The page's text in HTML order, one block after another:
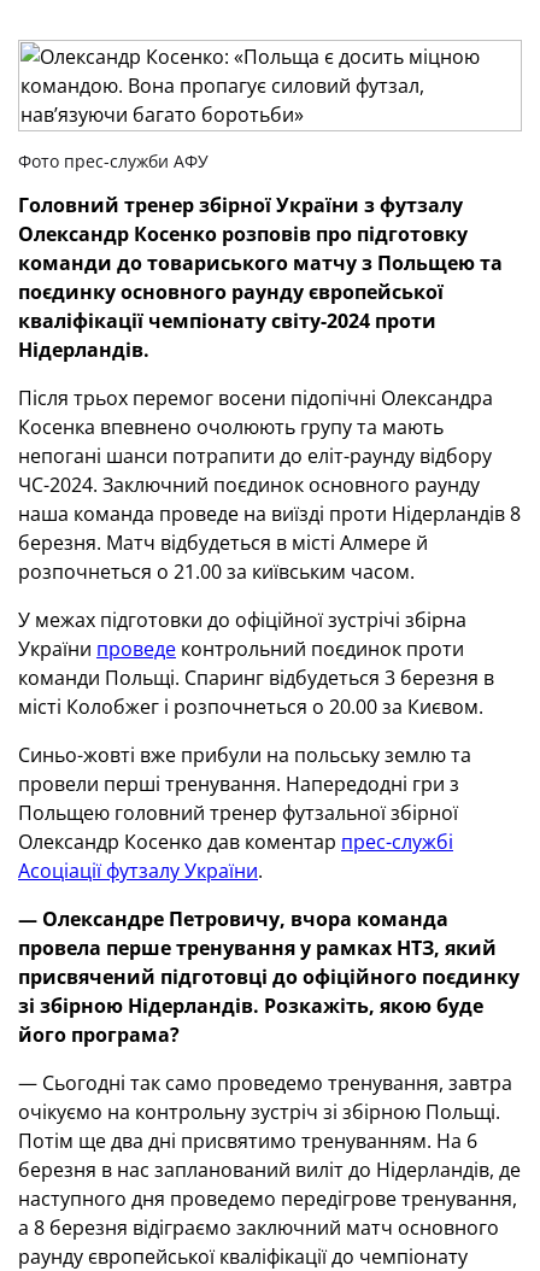
Фото прес-служби АФУ
Головний тренер збірної України з футзалу
Олександр Косенко розповів про підготовку
команди дотовариського матчуз Польщею та
поєдинку основного раунду європейської
кваліфікації чемпіонату світу-2024 проти
Нідерландів.
Після трьох перемог восени підопічні Олександра
Косенка впевнено очолюють групу та мають
непогані шанси потрапити до еліт-раунду відбору
ЧС-2024. Заключний поєдинок основного раунду
наша команда проведе на виїзді проти Нідерландів 8
березня. Матч відбудеться в місті Алмере й
розпочнеться о 21.00 за київським часом.
У межах підготовки до офіційної зустрічі збірна
України проведе контрольний поєдинок проти
команди Польщі. Спаринг відбудеться 3 березня в
місті Колобжег і розпочнеться о 20.00 за Києвом.
Синьо-жовті вже прибули на польську землю та
провели перші тренування. Напередодні гри з
Польщею головний тренер футзальної збірної
Олександр Косенко дав коментар прес-службі
Асоціації футзалу України.
— Олександре Петровичу, вчора команда
провела перше тренування у рамках НТЗ, який
присвячений підготовці до офіційного поєдинку
зі збірною Нідерландів. Розкажіть, якою буде
його програма?
— Сьогодні так само проведемо тренування, завтра
очікуємо на контрольну зустріч зі збірною Польщі.
Потім ще два дні присвятимо тренуванням. На 6
березня в нас запланований виліт до Нідерландів, де
наступного дня проведемо передігрове тренування,
а 8 березня відіграємо заключний матч основного
раунду європейської кваліфікації до чемпіонату